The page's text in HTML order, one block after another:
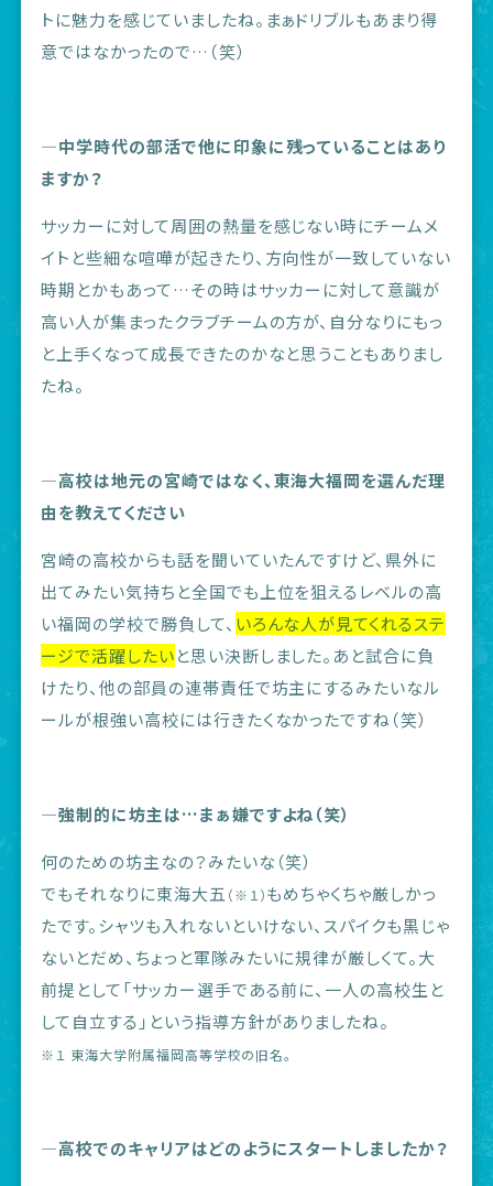
トに魅力を感じていましたね。まぁドリブルもあまり得
意ではなかったので…（笑）
―中学時代の部活で他に印象に残っていることはあり
ますか？
サッカーに対して周囲の熱量を感じない時にチームメ
イトと些細な喧嘩が起きたり、方向性が一致していない
時期とかもあって…その時はサッカーに対して意識が
高い人が集まったクラブチームの方が、自分なりにもっ
と上手くなって成長できたのかなと思うこともありまし
たね。
―高校は地元の宮崎ではなく、東海大福岡を選んだ理
由を教えてください
宮崎の高校からも話を聞いていたんですけど、県外に
出てみたい気持ちと全国でも上位を狙えるレベルの高
い福岡の学校で勝負して、 いろんな人が見てくれるステ
ージで活躍したいと思い決断しました。あと試合に負
けたり、他の部員の連帯責任で坊主にするみたいなル
ールが根強い高校には行きたくなかったですね（笑）
―強制的に坊主は…まぁ嫌ですよね（笑）
何のための坊主なの？みたいな（笑）
でもそれなりに東海大五 （※１）もめちゃくちゃ厳しかっ
たです。シャツも入れないといけない、スパイクも黒じゃ
ないとだめ、ちょっと軍隊みたいに規律が厳しくて。大
前提として「サッカー選手である前に、一人の高校生と
して自立する」という指導方針がありましたね。
※１ 東海大学附属福岡高等学校の旧名。
―高校でのキャリアはどのようにスタートしましたか？